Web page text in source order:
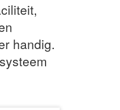
handig.